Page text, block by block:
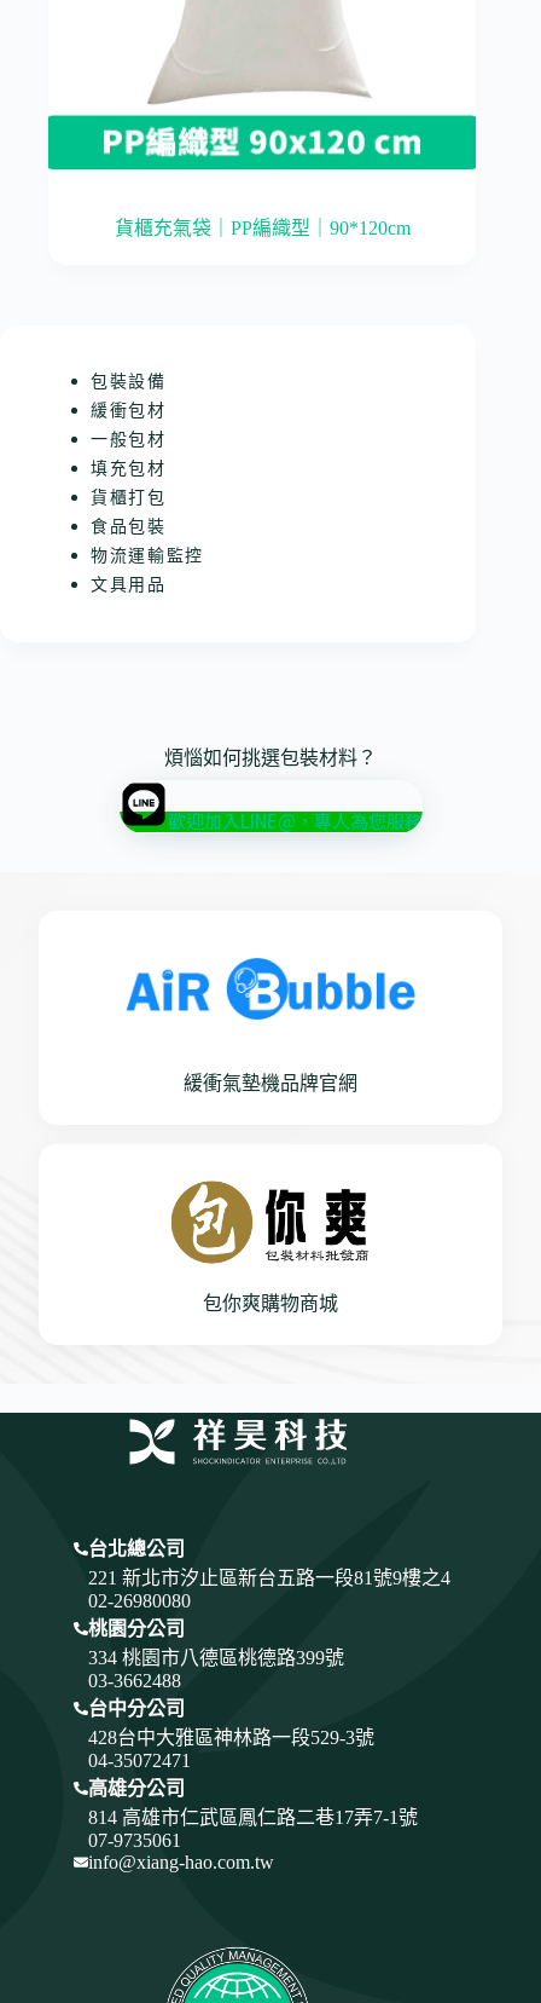
貨櫃充氣袋｜PP編織型｜90*120cm
包裝設備
緩衝包材
一般包材
填充包材
貨櫃打包
食品包裝
物流運輸監控
文具用品
煩惱如何挑選包裝材料？
歡迎加入LINE@，專人為您服務
緩衝氣墊機品牌官網
包你爽購物商城
台北總公司
221 新北市汐止區新台五路一段81號9樓之4
02-26980080
桃園分公司
334 桃園市八德區桃德路399號
03-3662488
台中分公司
428台中大雅區神林路一段529-3號
04-35072471
高雄分公司
814 高雄市仁武區鳳仁路二巷17弄7-1號
07-9735061
info@xiang-hao.com.tw